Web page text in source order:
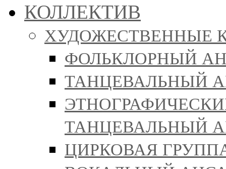
КОЛЛЕКТИВ
ХУДОЖЕСТВЕННЫЕ
ФОЛЬКЛОРНЫЙ
ТАНЦЕВАЛЬНЫЙ
ТАНЦЕВАЛЬНЫЙ
ЦИРКОВАЯ